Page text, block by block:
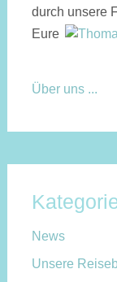
durch unsere
Eure
Über uns ...
News
Unsere